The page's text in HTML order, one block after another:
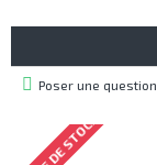
Poser une question